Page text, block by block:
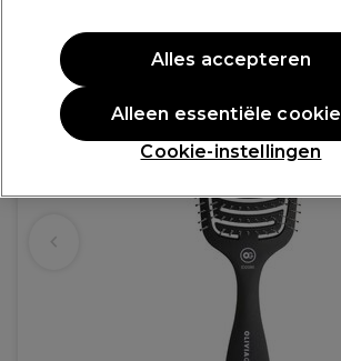
Cookie-instellingen
Alleen essentiële
Alles accepteren